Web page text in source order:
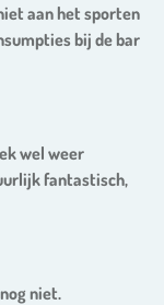
aan het sporten
bij de bar
wel weer
fantastisch,
niet.